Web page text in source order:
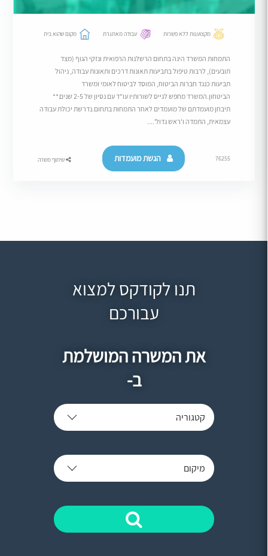
מקצוענות ללא פשרות עבודה מאתגרת מקום שהוא בית
התמחות המשרד הינה בתחום הרשלנות הרפואית ונזקי הגוף (מצד
תובעים), לרבות טיפול בתביעות תאונות דרכים ותאונות עבודה, ניהול
תביעות כנגד חברות הביטוח, המוסד לביטוח לאומי ומשרד
הביטחון.המשרד מחפש לגייס לשורותיו עו"ד עם נסיון של 2-5 שנים.**
תיבחן מועמדתם של מועמדים לאחר התמחות בתחום.נדרשת יכולת עבודה
עצמאית, התמדה ו'ראש גדול'....
76255 הגשת מועמדות שיתוף משרה
תנו לקודקס למצוא
עבורכם
את המשרה המושלמת
ב-
קטגוריה
מיקום